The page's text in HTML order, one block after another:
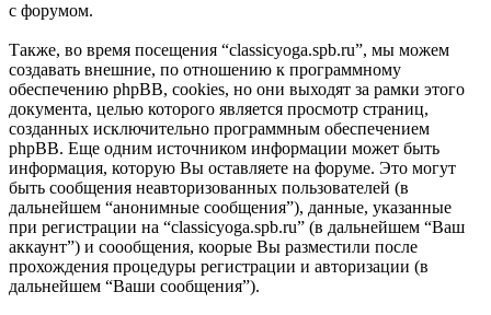
с форумом.
Также, во время посещения “classicyoga.spb.ru”, мы можем
создавать внешние, по отношению к программному
обеспечению phpBB, cookies, но они выходят за рамки этого
документа, целью которого является просмотр страниц,
созданных исключительно программным обеспечением
phpBB. Еще одним источником информации может быть
информация, которую Вы оставляете на форуме. Это могут
быть сообщения неавторизованных пользователей (в
дальнейшем “анонимные сообщения”), данные, указанные
при регистрации на “classicyoga.spb.ru” (в дальнейшем “Ваш
аккаунт”) и соообщения, коорые Вы разместили после
прохождения процедуры регистрации и авторизации (в
дальнейшем “Ваши сообщения”).